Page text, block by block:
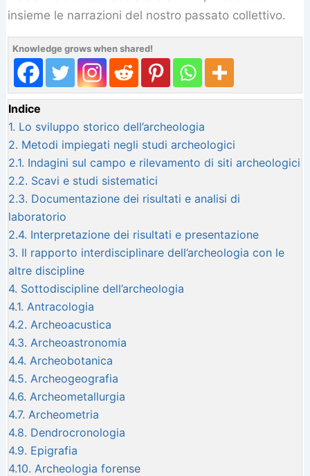
insieme le narrazioni del nostro passato collettivo.
Knowledge grows when shared!
Indice
1. Lo sviluppo storico dell’archeologia
2. Metodi impiegati negli studi archeologici
2.1. Indagini sul campo e rilevamento di siti archeologici
2.2. Scavi e studi sistematici
2.3. Documentazione dei risultati e analisi di
laboratorio
2.4. Interpretazione dei risultati e presentazione
3. Il rapporto interdisciplinare dell’archeologia con le
altre discipline
4. Sottodiscipline dell’archeologia
4.1. Antracologia
4.2. Archeoacustica
4.3. Archeoastronomia
4.4. Archeobotanica
4.5. Archeogeografia
4.6. Archeometallurgia
4.7. Archeometria
4.8. Dendrocronologia
4.9. Epigrafia
4.10. Archeologia forense